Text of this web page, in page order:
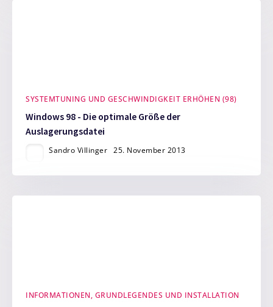
SYSTEMTUNING UND GESCHWINDIGKEIT ERHÖHEN (98)
Windows 98 - Die optimale Größe der
Auslagerungsdatei
Sandro Villinger 25. November 2013
INFORMATIONEN, GRUNDLEGENDES UND INSTALLATION